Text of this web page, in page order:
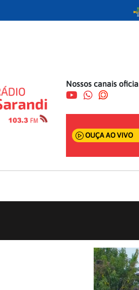
Nossos canais
OUÇA AO VIVO